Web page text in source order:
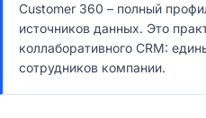
Customer 360 – полный
источников данных. Это
коллаборативного CRM:
сотрудников компании.